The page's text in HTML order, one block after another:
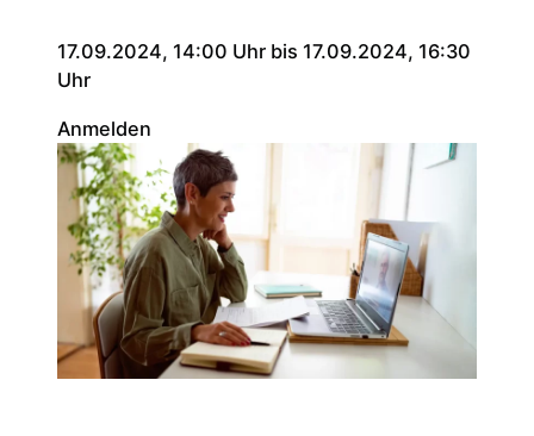
17.09.2024, 14:00 Uhr bis 17.09.2024, 16:30
Uhr
Anmelden